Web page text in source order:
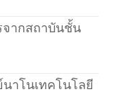
จากสถาบันชั้น
นาโนเทคโนโลยี